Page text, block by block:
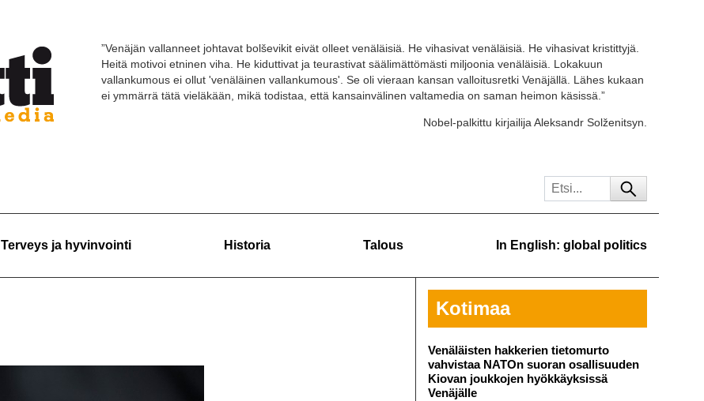
”Venäjän vallanneet johtavat bolševikit eivät olleet venäläisiä. He vihasivat venäläisiä. He vihasivat kristittyjä.
Heitä motivoi etninen viha. He kiduttivat ja teurastivat säälimättömästi miljoonia venäläisiä. Lokakuun
vallankumous ei ollut 'venäläinen vallankumous'. Se oli vieraan kansan valloitusretki Venäjällä. Lähes kukaan
ei ymmärrä tätä vieläkään, mikä todistaa, että kansainvälinen valtamedia on saman heimon käsissä.”
Nobel-palkittu kirjailija Aleksandr Solženitsyn.
Terveys ja hyvinvointi Historia Talous In English: global politics
Kotimaa
Venäläisten hakkerien tietomurto
vahvistaa NATOn suoran osallisuuden
Kiovan joukkojen hyökkäyksissä
Venäjälle